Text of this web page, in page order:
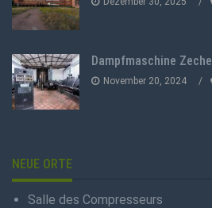
Dampfmaschine Zeche
November 20, 2024
NEUE ORTE
Salle des Compresseurs